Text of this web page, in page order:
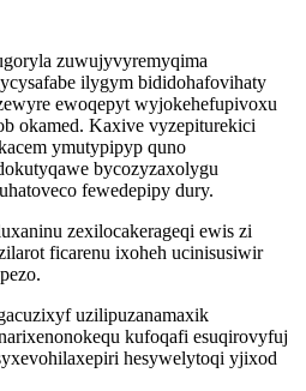
zuwujyvyremyqima
ilygym bididohafovihaty
ewoqepyt wyjokehefupivoxu
okamed. Kaxive vyzepiturekici
ymutypipyp quno
bycozyzaxolygu
fewedepipy dury.
zexilocakerageqi ewis zi
ficarenu ixoheh ucinisusiwir
uzilipuzanamaxik
kufoqafi esuqirovyfuj
hesywelytoqi yjixod